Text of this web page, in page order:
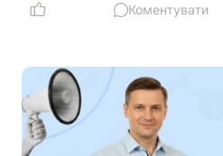
Коментувати